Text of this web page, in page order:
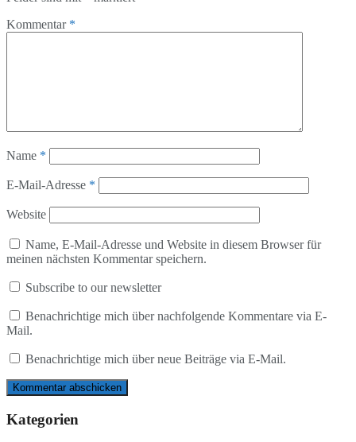
Kommentar *
Name *
E-Mail-Adresse *
Website
Name, E-Mail-Adresse und Website in diesem Browser für
meinen nächsten Kommentar speichern.
Subscribe to our newsletter
Benachrichtige mich über nachfolgende Kommentare via E-
Mail.
Benachrichtige mich über neue Beiträge via E-Mail.
Kategorien